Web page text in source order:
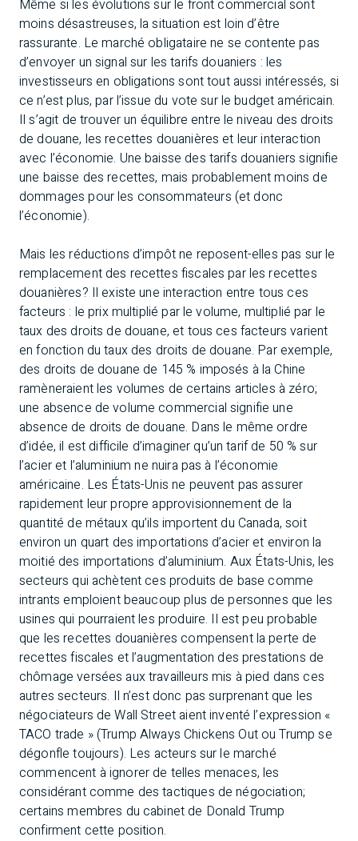
Même si les évolutions sur le front commercial sont
moins désastreuses, la situation est loin d’être
rassurante. Le marché obligataire ne se contente pas
d’envoyer un signal sur les tarifs douaniers : les
investisseurs en obligations sont tout aussi intéressés, si
ce n’est plus, par l’issue du vote sur le budget américain.
Il s’agit de trouver un équilibre entre le niveau des droits
de douane, les recettes douanières et leur interaction
avec l’économie. Une baisse des tarifs douaniers signifie
une baisse des recettes, mais probablement moins de
dommages pour les consommateurs (et donc
l’économie).
Mais les réductions d’impôt ne reposent-elles pas sur le
remplacement des recettes fiscales par les recettes
douanières? Il existe une interaction entre tous ces
facteurs : le prix multiplié par le volume, multiplié par le
taux des droits de douane, et tous ces facteurs varient
en fonction du taux des droits de douane. Par exemple,
des droits de douane de 145 % imposés à la Chine
ramèneraient les volumes de certains articles à zéro;
une absence de volume commercial signifie une
absence de droits de douane. Dans le même ordre
d’idée, il est difficile d’imaginer qu’un tarif de 50 % sur
l’acier et l’aluminium ne nuira pas à l’économie
américaine. Les États-Unis ne peuvent pas assurer
rapidement leur propre approvisionnement de la
quantité de métaux qu’ils importent du Canada, soit
environ un quart des importations d’acier et environ la
moitié des importations d’aluminium. Aux États-Unis, les
secteurs qui achètent ces produits de base comme
intrants emploient beaucoup plus de personnes que les
usines qui pourraient les produire. Il est peu probable
que les recettes douanières compensent la perte de
recettes fiscales et l’augmentation des prestations de
chômage versées aux travailleurs mis à pied dans ces
autres secteurs. Il n’est donc pas surprenant que les
négociateurs de Wall Street aient inventé l’expression «
TACO trade » (Trump Always Chickens Out ou Trump se
dégonfle toujours). Les acteurs sur le marché
commencent à ignorer de telles menaces, les
considérant comme des tactiques de négociation;
certains membres du cabinet de Donald Trump
confirment cette position.